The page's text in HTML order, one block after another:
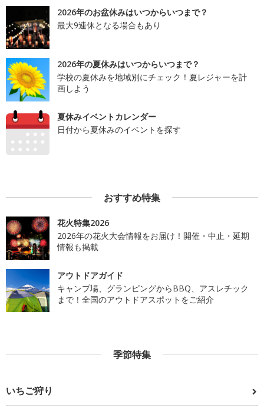
2026年のお盆休みはいつからいつまで？
最大9連休となる場合もあり
2026年の夏休みはいつからいつまで？
学校の夏休みを地域別にチェック！夏レジャーを計
画しよう
夏休みイベントカレンダー
日付から夏休みのイベントを探す
おすすめ特集
花火特集2026
2026年の花火大会情報をお届け！開催・中止・延期
情報も掲載
アウトドアガイド
キャンプ場、グランピングからBBQ、アスレチック
まで！全国のアウトドアスポットをご紹介
季節特集
いちご狩り